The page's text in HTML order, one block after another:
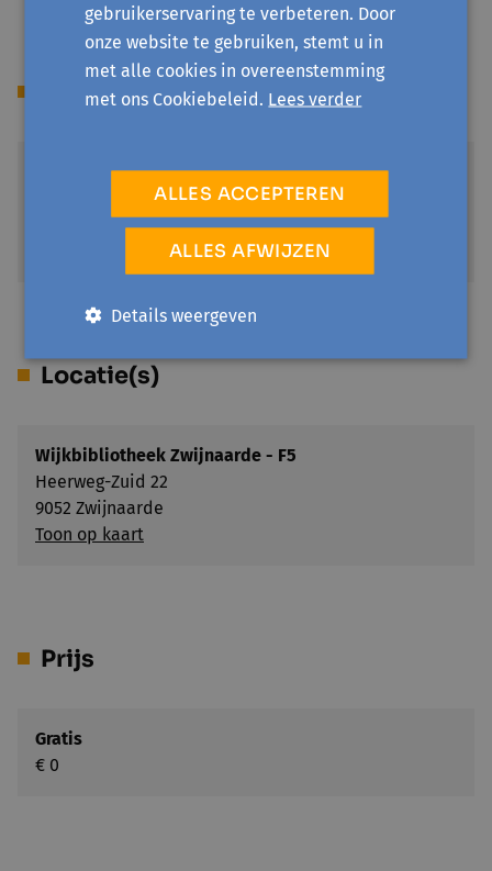
Sessies
wo 18 november '26
Wijkbibliotheek Zwijnaarde - F5 - Wijkbibliotheek
Locatie(s)
Wijkbibliotheek Zwijnaarde - F5
Heerweg-Zuid 22
9052 Zwijnaarde
Toon op kaart
Prijs
Gratis
€ 0
gebruikerservaring te verbeteren. Door
onze website te gebruiken, stemt u in
met alle cookies in overeenstemming
met ons Cookiebeleid. Lees verder
ALLES ACCEPTEREN
ALLES AFWIJZEN
Details weergeven